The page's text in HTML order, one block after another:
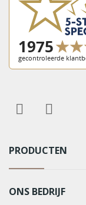
PRODUCTEN
ONS BEDRIJF